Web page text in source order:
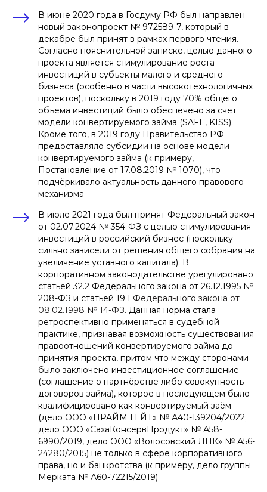
В июне 2020 года в Госдуму РФ был направлен
новый законопроект № 972589-7, который в
декабре был принят в рамках первого чтения.
Согласно пояснительной записке, целью данного
проекта является стимулирование роста
инвестиций в субъекты малого и среднего
бизнеса (особенно в части высокотехнологичных
проектов), поскольку в 2019 году 70% общего
объёма инвестиций было обеспечено за счёт
модели конвертируемого займа (SAFE, KISS).
Кроме того, в 2019 году Правительство РФ
предоставляло субсидии на основе модели
конвертируемого займа (к примеру,
Постановление от 17.08.2019 № 1070), что
подчёркивало актуальность данного правового
механизма
В июле 2021 года был принят Федеральный закон
от 02.07.2024 № 354-ФЗ с целью стимулирования
инвестиций в российский бизнес (поскольку
сильно зависели от решения общего собрания на
увеличение уставного капитала). В
корпоративном законодательстве урегулировано
статьёй 32.2 Федерального закона от 26.12.1995 №
208-ФЗ и статьёй 19.1 Федерального закона от
08.02.1998 № 14-ФЗ. Данная норма стала
ретроспективно применяться в судебной
практике, признавая возможность существования
правоотношений конвертируемого займа до
принятия проекта, притом что между сторонами
было заключено инвестиционное соглашение
(соглашение о партнёрстве либо совокупность
договоров займа), которое в последующем было
квалифицировано как конвертируемый заём
(дело ООО «ПРАЙМ ГЕЙТ» № А40-139204/2022;
дело ООО «СахаКонсервПродукт» № А58-
6990/2019, дело ООО «Волосовский ЛПК» № А56-
24280/2015) не только в сфере корпоративного
права, но и банкротства (к примеру, дело группы
Мерката № А60-72215/2019)